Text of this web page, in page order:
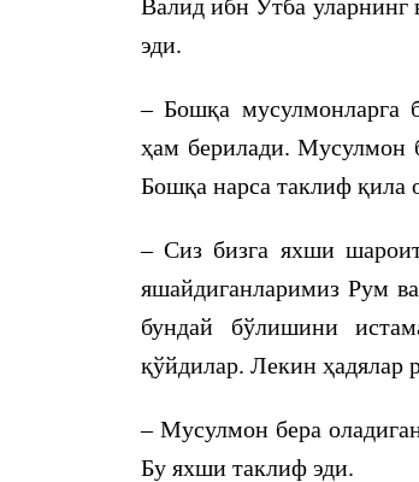
Валид ибн Утба уларнинг
эди.
– Бошқа мусулмонларга
ҳам берилади. Мусулмон
Бошқа нарса таклиф
– Сиз бизга яхши
яшайдиганларимиз Рум
бундай бўлишини
қўйдилар. Лекин ҳадялар
– Мусулмон бера
Бу яхши таклиф эди.